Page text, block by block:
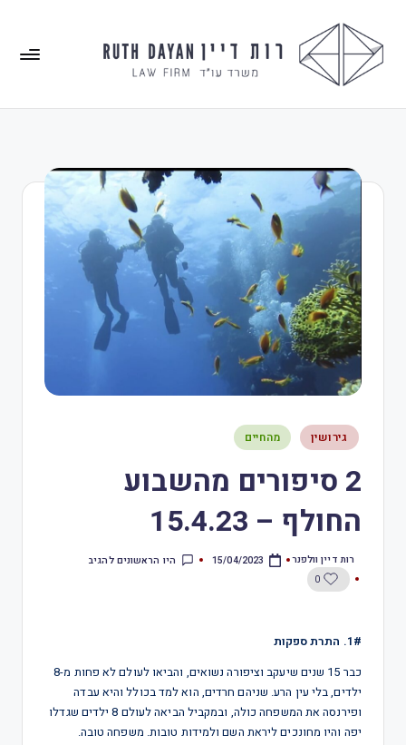
גירושין מהחיים
2 סיפורים מהשבוע
החולף – 15.4.23
רות דיין וולפנר 15/04/2023
היו הראשונים להגיב
0
1#. התרת ספקות
כבר 15 שנים שיעקב וציפורה נשואים, והביאו לעולם לא פחות מ-8
ילדים, בלי עין הרע. שניהם חרדים, הוא למד בכולל והיא עבדה
ופירנסה את המשפחה כולה, ובמקביל הביאה לעולם 8 ילדים שגדלו
יפה והיו מחונכים ליראת השם ולמידות טובות. משפחה טובה.